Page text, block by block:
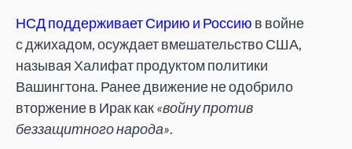
НСД поддерживает Сирию и Россию в войне
сджихадом, осуждает вмешательство США,
называя Халифат продуктом политики
Вашингтона. Ранее движение неодобрило
вторжение в Ирак как«войну против
беззащитного народа».